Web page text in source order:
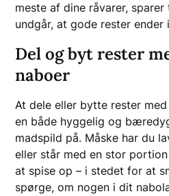
meste af dine råvarer,
undgår, at gode rester ender
Del og byt rester
naboer
At dele eller bytte rester
en både hyggelig og
madspild på. Måske har du
eller står med en stor
at spise op – i stedet for at
spørge, om nogen i dit